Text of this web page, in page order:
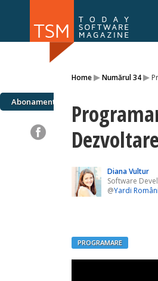
Home▸Numărul 34▸
Abonamente
Diana Vultur
Software
@Yardi
PROGRAMARE